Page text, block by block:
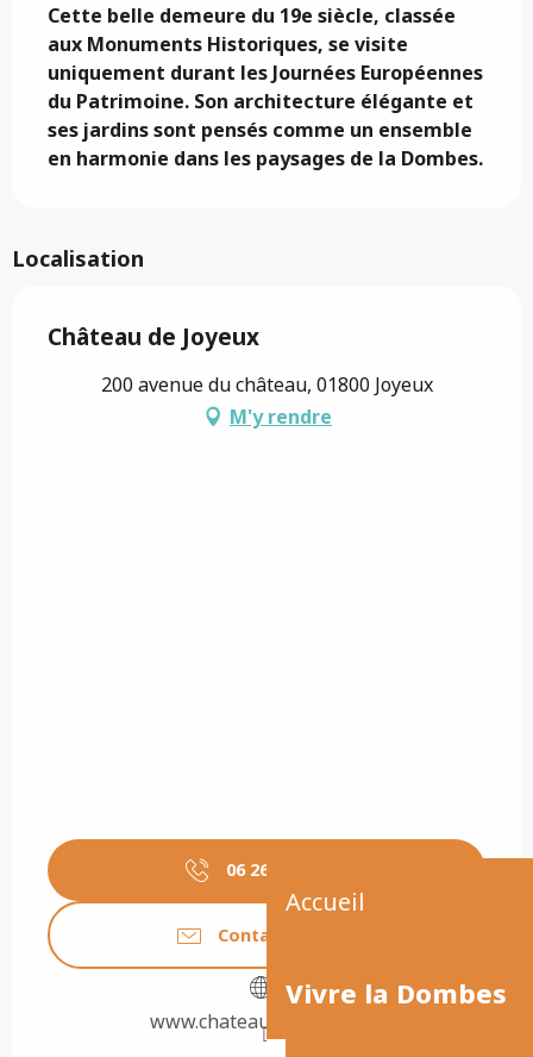
Accueil
Vivre la Dombes
Cette belle demeure du 19e siècle, classée
aux Monuments Historiques, se visite
uniquement durant les Journées Européennes
du Patrimoine. Son architecture élégante et
ses jardins sont pensés comme un ensemble
en harmonie dans les paysages de la Dombes.
Localisation
Château de Joyeux
200 avenue du château, 01800 Joyeux
M'y rendre
06 26 25 82
Contactez-nous
www.chateaudejoyeux.net